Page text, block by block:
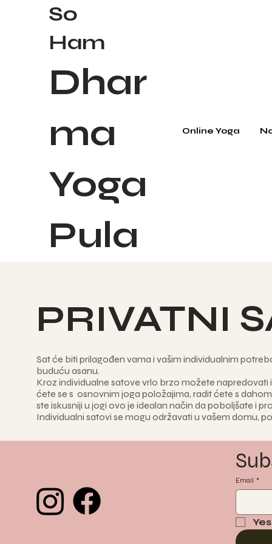
So
Ham
Dhar
ma
Yoga
Pula
Online Yoga
PRIVATNI
Sat će biti prilagođen vama i vašim individualnim
buduću asanu.
Kroz individualne satove vrlo brzo možete
ćete se s osnovnim joga položajima, radit ćete s
ste iskusniji u jogi ovo je idealan način da poboljšate i
Individualni satovi se mogu održavati u vašem domu,
Email *